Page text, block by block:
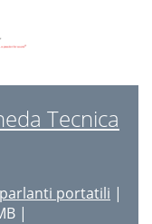
Tecnica
portatili |
|